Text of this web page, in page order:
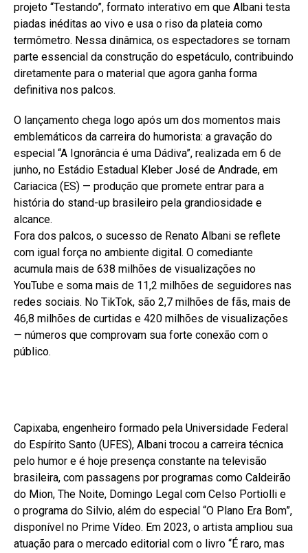
projeto “Testando”, formato interativo em que Albani testa
piadas inéditas ao vivo e usa o riso da plateia como
termômetro. Nessa dinâmica, os espectadores se tornam
parte essencial da construção do espetáculo, contribuindo
diretamente para o material que agora ganha forma
definitiva nos palcos.
O lançamento chega logo após um dos momentos mais
emblemáticos da carreira do humorista: a gravação do
especial “A Ignorância é uma Dádiva”, realizada em 6 de
junho, no Estádio Estadual Kleber José de Andrade, em
Cariacica (ES) — produção que promete entrar para a
história do stand-up brasileiro pela grandiosidade e
alcance.
Fora dos palcos, o sucesso de Renato Albani se reflete
com igual força no ambiente digital. O comediante
acumula mais de 638 milhões de visualizações no
YouTube e soma mais de 11,2 milhões de seguidores nas
redes sociais. No TikTok, são 2,7 milhões de fãs, mais de
46,8 milhões de curtidas e 420 milhões de visualizações
— números que comprovam sua forte conexão com o
público.
Capixaba, engenheiro formado pela Universidade Federal
do Espírito Santo (UFES), Albani trocou a carreira técnica
pelo humor e é hoje presença constante na televisão
brasileira, com passagens por programas como Caldeirão
do Mion, The Noite, Domingo Legal com Celso Portiolli e
o programa do Silvio, além do especial “O Plano Era Bom”,
disponível no Prime Vídeo. Em 2023, o artista ampliou sua
atuação para o mercado editorial com o livro “É raro, mas